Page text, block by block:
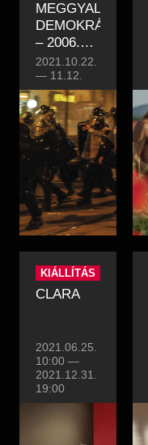
MEGGYALÁZOTT
DEMOKRÁCIA
– 2006.
OKTÓBER
23.
2021.10.22.
— 11.12.
KIÁLLÍTÁS
CLARA
2021.06.25.
10:00 —
2021.12.31.
19:00